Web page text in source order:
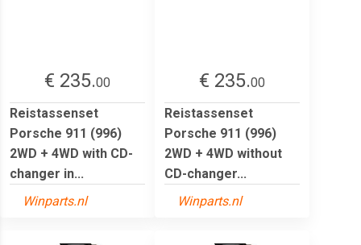
€ 235.00
Reistassenset
Porsche 911 (996)
2WD + 4WD with CD-
changer in...
Winparts.nl
€ 235.00
Reistassenset
Porsche 911 (996)
2WD + 4WD without
CD-changer...
Winparts.nl